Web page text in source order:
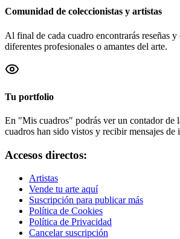
Comunidad de coleccionistas y artistas
Al final de cada cuadro encontrarás reseñas
diferentes profesionales o amantes del arte.
Tu portfolio
En "Mis cuadros" podrás ver un contador de
cuadros han sido vistos y recibir mensajes de
Accesos directos:
Artistas
Vende tu arte aquí
Suscripción para publicar más
Política de Cookies
Política de Privacidad
Cancelar suscripción